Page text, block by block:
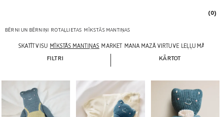
(0)
BĒRNI UN BĒRNIŅI ROTAĻLIETAS MĪKSTĀS MANTIŅAS
SKATĪT VISU MĪKSTĀS MANTIŅAS MARKET MANA MAZĀ VIRTUVE LEĻĻU MĀJA
FILTRI KĀRTOT
Attēls mainīts uz 1 no 5 Attēls mainīts uz 1 no 5 Attēls mainīts uz 1 no 5